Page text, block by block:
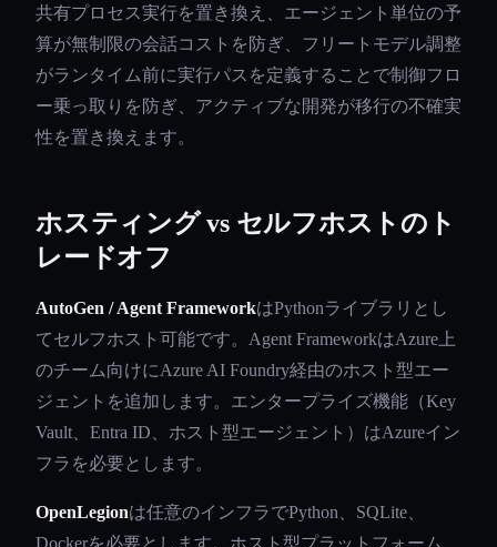
共有プロセス実行を置き換え、エージェント単位の予
算が無制限の会話コストを防ぎ、フリートモデル調整
がランタイム前に実行パスを定義することで制御フロ
ー乗っ取りを防ぎ、アクティブな開発が移行の不確実
性を置き換えます。
ホスティング vs セルフホストのト
レードオフ
AutoGen / Agent FrameworkはPythonライブラリとし
てセルフホスト可能です。Agent FrameworkはAzure上
のチーム向けにAzure AI Foundry経由のホスト型エー
ジェントを追加します。エンタープライズ機能（Key
Vault、Entra ID、ホスト型エージェント）はAzureイン
フラを必要とします。
OpenLegionは任意のインフラでPython、SQLite、
Dockerを必要とします。ホスト型プラットフォーム